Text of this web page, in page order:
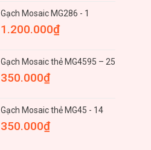
Gạch Mosaic MG286 - 1
1.200.000₫
Gạch Mosaic thẻ MG4595 – 25
350.000₫
Gạch Mosaic thẻ MG45 - 14
350.000₫